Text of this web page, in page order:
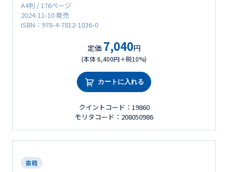
A4判 / 176ページ
2024-11-10 発売
ISBN：978-4-7812-1036-0
定価 7,040円
(本体 6,400円＋税10%)
カートに入れる
クイントコード：19860
モリタコード：208050986
書籍